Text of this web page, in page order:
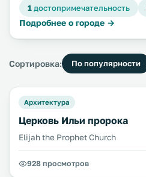
1достопримечательность
Подробнее о городе →
Сортировка: По популярности
Архитектура
Церковь Ильи пророка
Elijah the Prophet Church
928 просмотров